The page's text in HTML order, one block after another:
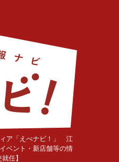
ア「えべナビ！」 江
ベント・新店舗等の情
任】